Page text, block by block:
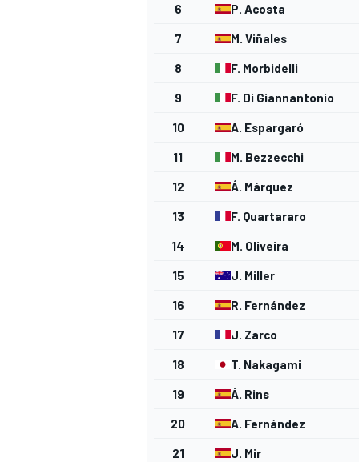
6 P. Acosta
7 M. Viñales
8 F. Morbidelli
9 F. Di Giannantonio
10 A. Espargaró
11 M. Bezzecchi
12 Á. Márquez
13 F. Quartararo
14 M. Oliveira
15 J. Miller
16 R. Fernández
17 J. Zarco
18 T. Nakagami
19 Á. Rins
20 A. Fernández
21 J. Mir